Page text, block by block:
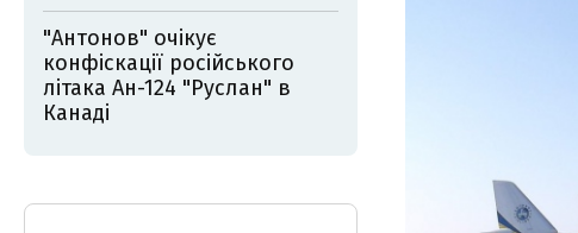
"Антонов" очікує
конфіскації російського
літака Ан-124 "Руслан" в
Канаді